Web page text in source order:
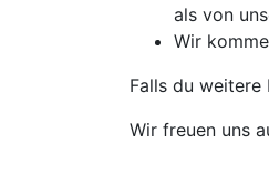
als von
Wir
Falls du weitere
Wir freuen uns